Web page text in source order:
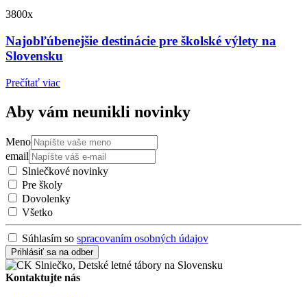
3800x
Najobľúbenejšie destinácie pre školské výlety na
Slovensku
Prečítať viac
Aby vám neunikli novinky
Meno
email
Slniečkové novinky
Pre školy
Dovolenky
Všetko
Súhlasím so spracovaním osobných údajov
Prihlásiť sa na odber
Kontaktujte nás